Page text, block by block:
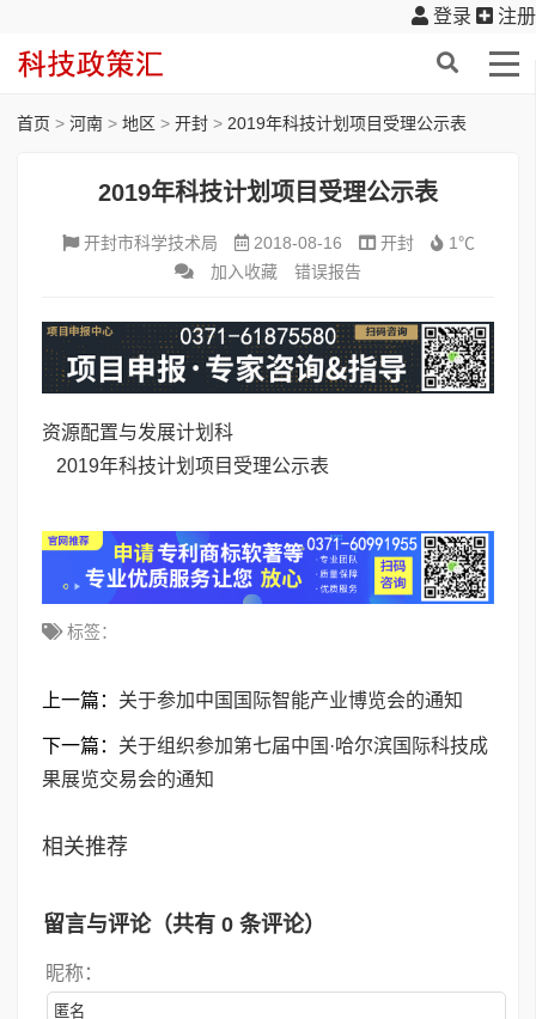
登录 注册
首页 > 河南 > 地区 > 开封 > 2019年科技计划项目受理公示表
2019年科技计划项目受理公示表
开封市科学技术局 2018-08-16 开封
1℃
加入收藏
错误报告
资源配置与发展计划科
2019年科技计划项目受理公示表
标签：
上一篇： 关于参加中国国际智能产业博览会的通知
下一篇： 关于组织参加第七届中国·哈尔滨国际科技成
果展览交易会的通知
相关推荐
留言与评论（共有 0 条评论）
昵称：